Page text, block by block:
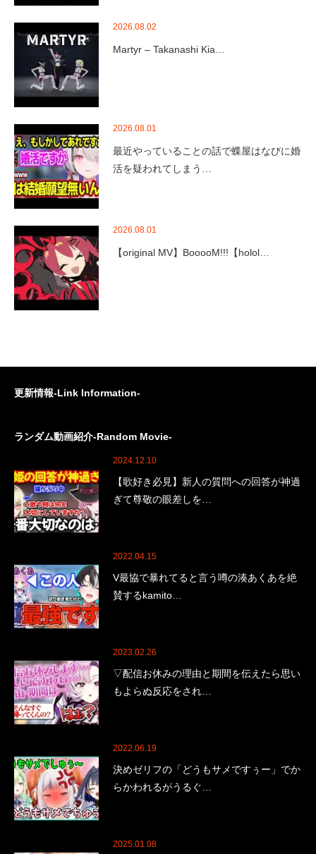
2026.08.02
Martyr – Takanashi Kia…
2026.08.01
最近やっていることの話で蝶屋はなびに婚
活を疑われてしまう…
2026.08.01
【original MV】BooooM!!!【holol…
更新情報-Link Information-
ランダム動画紹介-Random Movie-
2024.12.10
【歌好き必見】新人の質問への回答が神過
ぎて尊敬の眼差しを…
2022.04.15
V最協で暴れてると言う噂の湊あくあを絶
賛するkamito…
2023.02.26
▽配信お休みの理由と期間を伝えたら思い
もよらぬ反応をされ…
2022.06.19
決めゼリフの「どうもサメですぅー」でか
らかわれるがうるぐ…
2025.01.08